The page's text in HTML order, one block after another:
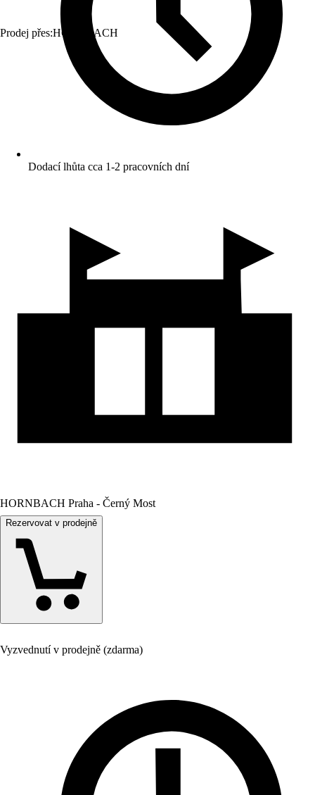
Prodej přes:HORNBACH
Dodací lhůta cca 1-2 pracovních dní
HORNBACH Praha - Černý Most
Rezervovat v prodejně
Vyzvednutí v prodejně (zdarma)